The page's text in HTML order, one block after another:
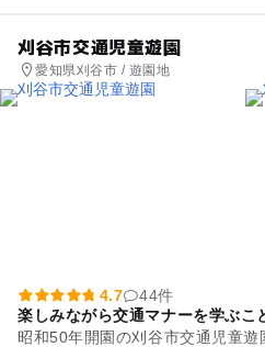
刈谷市交通児童遊園
愛知県刈谷市 / 遊園地
4.7
44件
楽しみながら交通マナーを学ぶこ
昭和50年開園の刈谷市交通児童